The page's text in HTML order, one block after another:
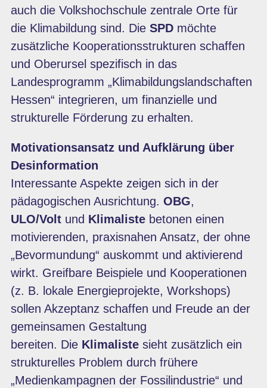
auch die Volkshochschule zentrale Orte für
die Klimabildung sind. Die SPD möchte
zusätzliche Kooperationsstrukturen schaffen
und Oberursel spezifisch in das
Landesprogramm „Klimabildungslandschaften
Hessen“ integrieren, um finanzielle und
strukturelle Förderung zu erhalten.
Motivationsansatz und Aufklärung über
Desinformation
Interessante Aspekte zeigen sich in der
pädagogischen Ausrichtung. OBG,
ULO/Volt und Klimaliste betonen einen
motivierenden, praxisnahen Ansatz, der ohne
„Bevormundung“ auskommt und aktivierend
wirkt. Greifbare Beispiele und Kooperationen
(z. B. lokale Energieprojekte, Workshops)
sollen Akzeptanz schaffen und Freude an der
gemeinsamen Gestaltung
bereiten. Die Klimaliste sieht zusätzlich ein
strukturelles Problem durch frühere
„Medienkampagnen der Fossilindustrie“ und